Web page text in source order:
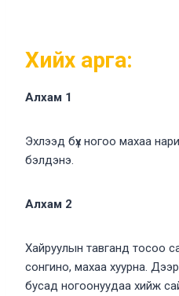
Хийх арга:
Алхам 1
Эхлээд бүх ногоо махаа
бэлдэнэ.
Алхам 2
Хайруулын тавганд тосоо
сонгино, махаа хуурна.
бусад ногоонуудаа хийж